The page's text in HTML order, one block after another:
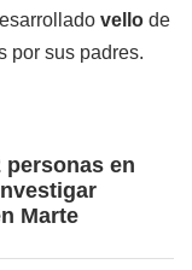
vello de
por sus padres.
personas en
Marte